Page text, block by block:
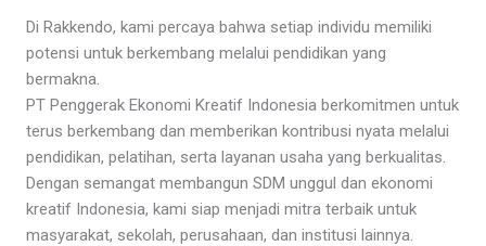
Di Rakkendo, kami percaya bahwa setiap individu memiliki
potensi untuk berkembang melalui pendidikan yang
bermakna.
PT Penggerak Ekonomi Kreatif Indonesia berkomitmen untuk
terus berkembang dan memberikan kontribusi nyata melalui
pendidikan, pelatihan, serta layanan usaha yang berkualitas.
Dengan semangat membangun SDM unggul dan ekonomi
kreatif Indonesia, kami siap menjadi mitra terbaik untuk
masyarakat, sekolah, perusahaan, dan institusi lainnya.